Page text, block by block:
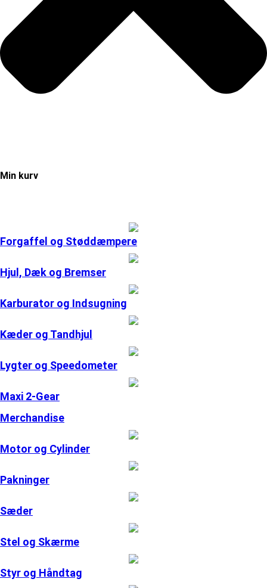
Min kurv
Forgaffel og Støddæmpere
Hjul, Dæk og Bremser
Karburator og Indsugning
Kæder og Tandhjul
Lygter og Speedometer
Maxi 2-Gear
Merchandise
Motor og Cylinder
Pakninger
Sæder
Stel og Skærme
Styr og Håndtag